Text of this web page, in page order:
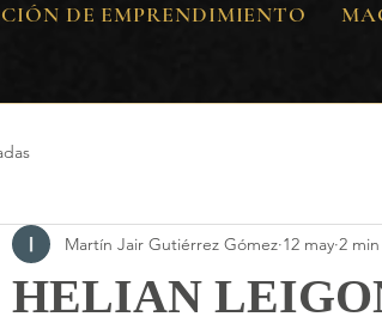
DE EMPRENDIMIENTO
HELIAN
Martín Jair Gutiérrez Gómez 12 may 2